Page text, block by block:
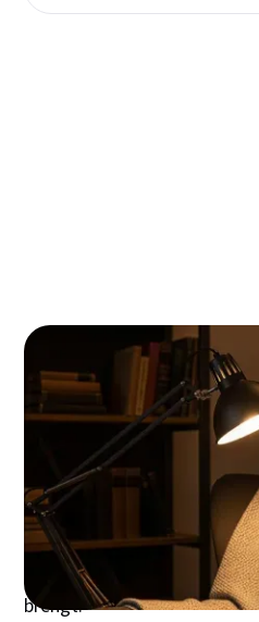
Een schemerlamp
functioneel naar magisch.
warmte, intimiteit en sfeer
hebt om van een huis een
wereld waar
schemerlamp die unieke
licht en visuele
brengt.
Investeren in sfeer: een
merken en prijsklassen